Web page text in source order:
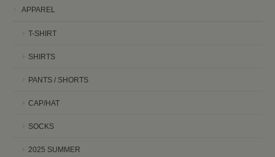
APPAREL
T-SHIRT
SHIRTS
PANTS / SHORTS
CAP/HAT
SOCKS
2025 SUMMER